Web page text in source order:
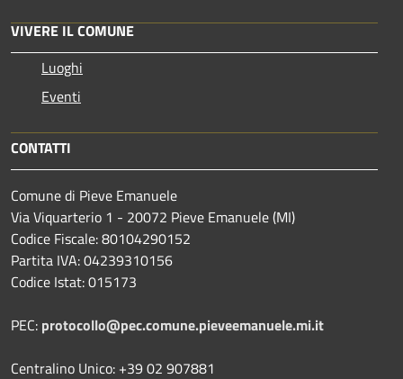
VIVERE IL COMUNE
Luoghi
Eventi
CONTATTI
Comune di Pieve Emanuele
Via Viquarterio 1 - 20072 Pieve Emanuele (MI)
Codice Fiscale: 80104290152
Partita IVA: 04239310156
Codice Istat: 015173
PEC: protocollo@pec.comune.pieveemanuele.mi.it
Centralino Unico: +39 02 907881